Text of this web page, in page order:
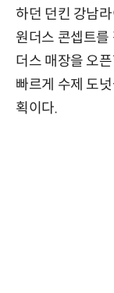
하던 던킨 강남
원더스 콘셉트를
더스 매장을 오
빠르게 수제 도
획이다.